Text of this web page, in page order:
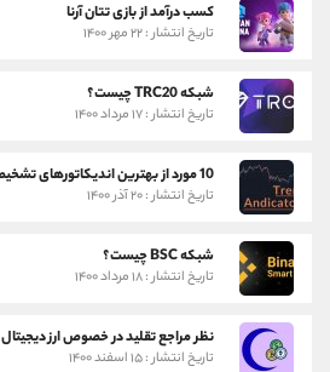
کسب درآمد از بازی تتان آرنا
تاریخ انتشار : ۲۲ مهر ۱۴۰۰
شبکه TRC20 چیست؟
تاریخ انتشار : ۱۷ مرداد ۱۴۰۰
10 مورد از بهترین اندیکاتورهای تشخیص روند
تاریخ انتشار : ۲۰ آذر ۱۴۰۰
شبکه BSC چیست؟
تاریخ انتشار : ۱۸ مرداد ۱۴۰۰
نظر مراجع تقلید در خصوص ارز دیجیتال
تاریخ انتشار : ۱۵ اسفند ۱۴۰۰